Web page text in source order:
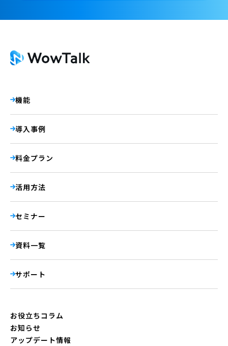
機能
導入事例
料金プラン
活用方法
セミナー
資料一覧
サポート
お役立ちコラム
お知らせ
アップデート情報